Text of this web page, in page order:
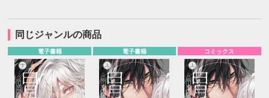
同じジャンルの商品
電子書籍 電子書籍 コミックス